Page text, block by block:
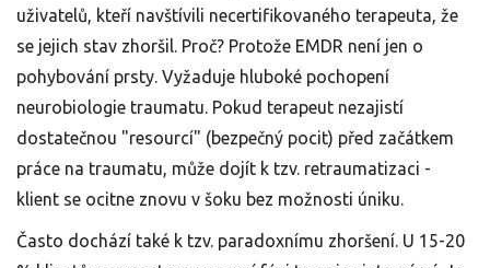
uživatelů, kteří navštívili necertifikovaného terapeuta, že
se jejich stav zhoršil. Proč? Protože EMDR není jen o
pohybování prsty. Vyžaduje hluboké pochopení
neurobiologie traumatu. Pokud terapeut nezajistí
dostatečnou "resourcí" (bezpečný pocit) před začátkem
práce na traumatu, může dojít k tzv. retraumatizaci -
klient se ocitne znovu v šoku bez možnosti úniku.
Často dochází také k tzv. paradoxnímu zhoršení. U 15-20